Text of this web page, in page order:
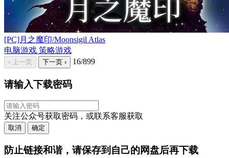
[PC]月之魔印/Moonsigil Atlas
电脑游戏 策略游戏
‹ 上一页 下一页 › 16/899
请输入下载密码
关注公众号获取密码，或联系客服获取
取消 确定
防止链接和谐，请保存到自己的网盘后再下载